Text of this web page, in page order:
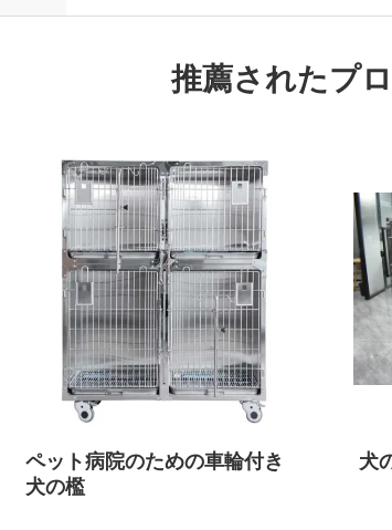
推薦されたプ
ペット病院のための車輪付き
犬の檻
犬